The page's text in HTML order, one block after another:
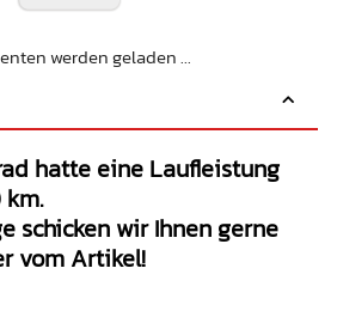
werden geladen ...
hatte eine Laufleistung
schicken wir Ihnen gerne
vom Artikel!